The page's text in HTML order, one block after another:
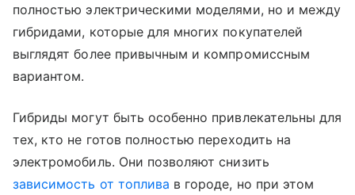
полностью электрическими моделями, но и между
гибридами, которые для многих покупателей
выглядят более привычным и компромиссным
вариантом.
Гибриды могут быть особенно привлекательны для
тех, кто не готов полностью переходить на
электромобиль. Они позволяют снизить
зависимость от топлива в городе, но при этом